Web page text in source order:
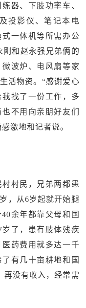
器、下肢功率车、
投影仪、笔记本电
一体机等所需办公
和赵永强兄弟俩的
波炉、电风扇等家
活物资。“感谢爱心
找了一份工作，多
不用向亲朋好友们
激地和记者说。
村民，兄弟两都患
，从6岁起就开始腿
余年都靠父母和国
了，患有肢体残疾
药费用就多达一千
有几十亩耕地和国
再没有收入，经常需